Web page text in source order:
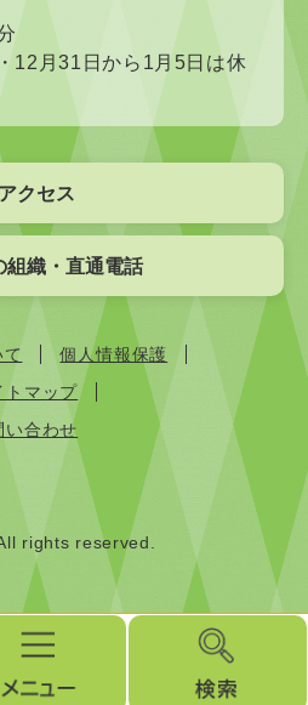
12月31日から1月5日は休
アクセス
組織・直通電話
個人情報保護
トマップ
い合わせ
rights reserved.